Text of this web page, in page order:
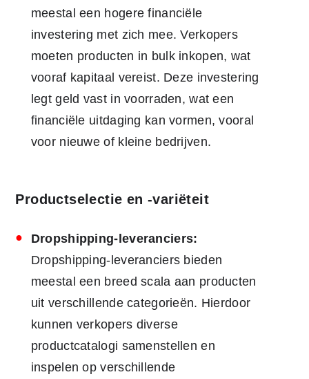
meestal een hogere financiële
investering met zich mee. Verkopers
moeten producten in bulk inkopen, wat
vooraf kapitaal vereist. Deze investering
legt geld vast in voorraden, wat een
financiële uitdaging kan vormen, vooral
voor nieuwe of kleine bedrijven.
Productselectie en -variëteit
Dropshipping-leveranciers:
Dropshipping-leveranciers bieden
meestal een breed scala aan producten
uit verschillende categorieën. Hierdoor
kunnen verkopers diverse
productcatalogi samenstellen en
inspelen op verschillende